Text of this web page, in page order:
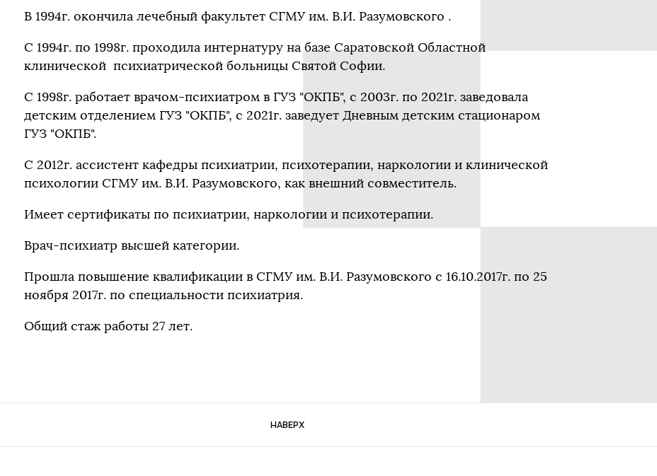
В 1994г. окончила лечебный факультет СГМУ им. В.И. Разумовского .
С 1994г. по 1998г. проходила интернатуру на базе Саратовской Областной
клинической психиатрической больницы Святой Софии.
С 1998г. работает врачом-психиатром в ГУЗ "ОКПБ", с 2003г. по 2021г. заведовала
детским отделением ГУЗ "ОКПБ", с 2021г. заведует Дневным детским стационаром
ГУЗ "ОКПБ".
С 2012г. ассистент кафедры психиатрии, психотерапии, наркологии и клинической
психологии СГМУ им. В.И. Разумовского, как внешний совместитель.
Имеет сертификаты по психиатрии, наркологии и психотерапии.
Врач-психиатр высшей категории.
Прошла повышение квалификации в СГМУ им. В.И. Разумовского с 16.10.2017г. по 25
ноября 2017г. по специальности психиатрия.
Общий стаж работы 27 лет.
НАВЕРХ